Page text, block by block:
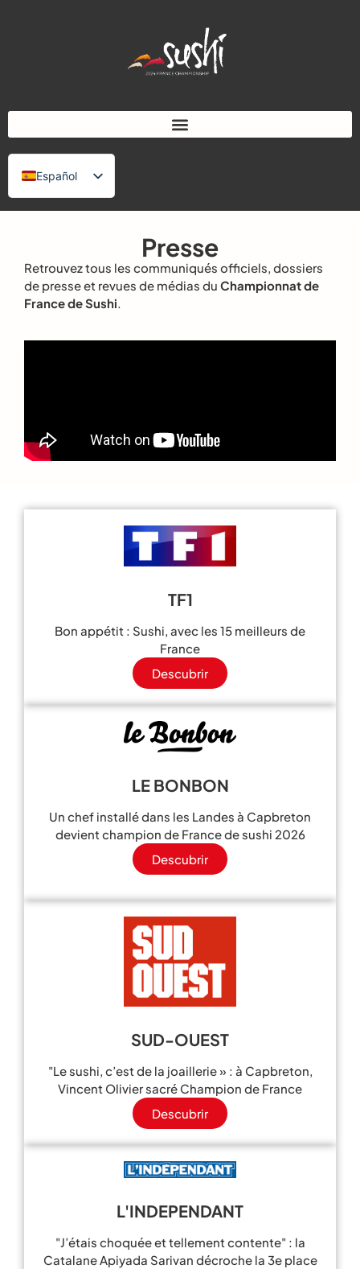
Español
Français
Presse
Retrouvez tous les communiqués officiels, dossiers
de presse et revues de médias du Championnat de
France de Sushi.
TF1
Bon appétit : Sushi, avec les 15 meilleurs de
France
Descubrir
LE BONBON
Un chef installé dans les Landes à Capbreton
devient champion de France de sushi 2026
Descubrir
SUD-OUEST
"Le sushi, c’est de la joaillerie » : à Capbreton,
Vincent Olivier sacré Champion de France
Descubrir
L'INDEPENDANT
"J’étais choquée et tellement contente" : la
Catalane Apiyada Sarivan décroche la 3e place